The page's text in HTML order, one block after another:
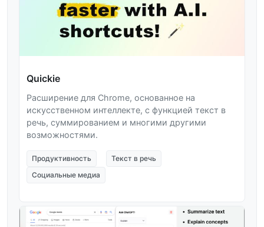
Quickie
Расширение для Chrome, основанное на
искусственном интеллекте, с функцией текст в
речь, суммированием и многими другими
возможностями.
Продуктивность
Текст в речь
Социальные медиа